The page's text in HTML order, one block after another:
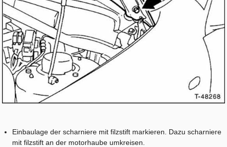
Einbaulage der scharniere mit filzstift markieren. Dazu scharniere
mit filzstift an der motorhaube umkreisen.